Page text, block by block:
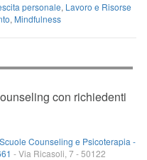
personale, Lavoro e Risorse
, Mindfulness
con richiedenti
Counseling e Psicoterapia -
-Via Ricasoli, 7-50122